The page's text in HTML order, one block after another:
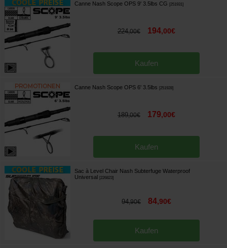
Canne Nash Scope OPS 9' 3.5lbs CG 251931]
224,00€ 194,00€
Kaufen
Canne Nash Scope OPS 6' 3.5lbs 251928]
189,00€ 179,00€
Kaufen
Sac à Level Chair Nash Subterfuge Waterproof
Universal
226823]
94,90€ 84,90€
Kaufen